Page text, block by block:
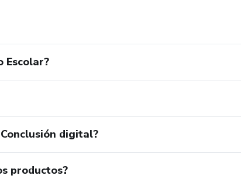
Escolar?
digital?
productos?